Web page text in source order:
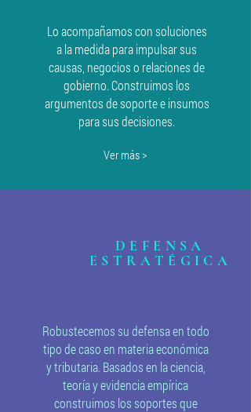
Lo acompañamos con soluciones
a la medida para impulsar sus
causas, negocios o relaciones de
gobierno. Construimos los
argumentos de soporte e insumos
para sus decisiones.
Ver más >
DEFENSA
ESTRATÉGICA
Robustecemos su defensa en todo
tipo de caso en materia económica
y tributaria. Basados en la ciencia,
teoría y evidencia empírica
construimos los soportes que